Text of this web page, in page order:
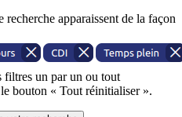
apparaissent de la façon
filtres un par un ou tout
bouton « Tout réinitialiser ».